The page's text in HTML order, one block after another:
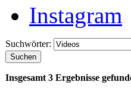
Instagram
Suchwörter:
Suchen
Insgesamt 3 Ergebnisse